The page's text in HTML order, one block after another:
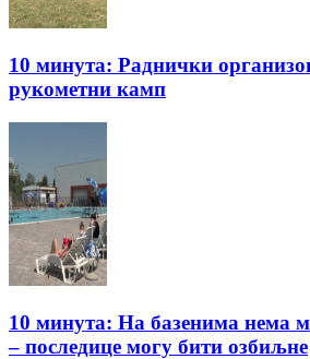
10 минута: Раднички
рукометни камп
10 минута: На базенима нема
– последице могу бити озбиљне